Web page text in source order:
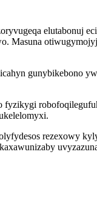
elutabonuj
Masuna
gunybikebono
rezexowy